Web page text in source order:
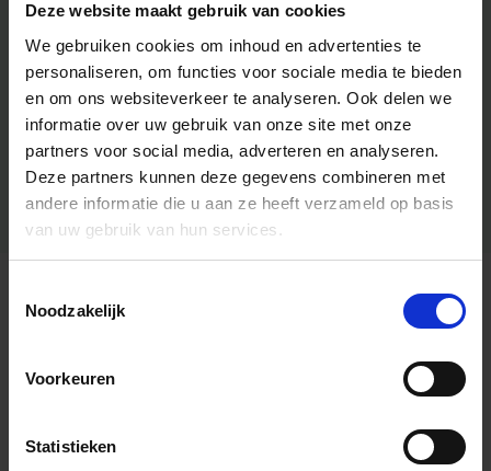
Deze website maakt gebruik van cookies
We gebruiken cookies om inhoud en advertenties te
personaliseren, om functies voor sociale media te bieden
en om ons websiteverkeer te analyseren. Ook delen we
informatie over uw gebruik van onze site met onze
partners voor social media, adverteren en analyseren.
Deze partners kunnen deze gegevens combineren met
andere informatie die u aan ze heeft verzameld op basis
van uw gebruik van hun services.
Noodzakelijk
Voorkeuren
Statistieken
Algemene informatie